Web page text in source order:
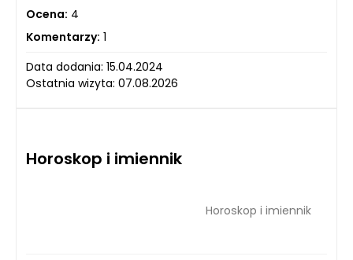
Ocena: 4
Komentarzy: 1
Data dodania: 15.04.2024
Ostatnia wizyta: 07.08.2026
Horoskop i imiennik
Horoskop i imiennik